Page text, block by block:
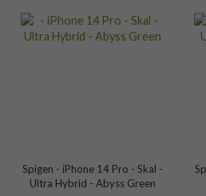
Spigen - iPhone 14 Pro - Skal -
Ultra Hybrid - Abyss Green